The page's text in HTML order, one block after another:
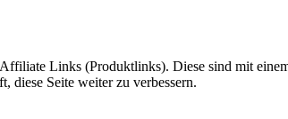
Links (Produktlinks). Diese sind mit
diese Seite weiter zu verbessern.